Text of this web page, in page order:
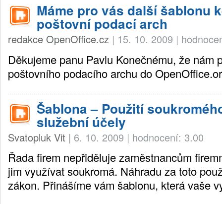
Máme pro vás další šablonu
poštovní podací arch
redakce OpenOffice.cz | 15. 10. 2009 |
Děkujeme panu Pavlu Konečnému, že nám
poštovního podacího archu do
Šablona – Použití
služební účely
Svatopluk Vit | 6. 10. 2009 | hodnocení: 3.00
Řada firem nepřiděluje zaměstnancům
jim využívat soukromá. Náhradu za toto
zákon. Přinášíme vám šablonu, která vaše